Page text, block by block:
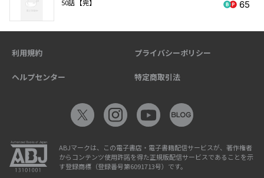
50話 【完】 65
利用規約 プライバシーポリシー
ヘルプセンター 特定商取引法
ABJマークは、この電子書店・電子書籍配信サービスが、著作権者
からコンテンツ使用許諾を得た正規版配信サービスであることを示
す登録商標（登録番号第6091713号）です。